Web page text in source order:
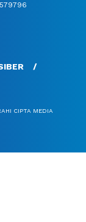
CIPTA MEDIA